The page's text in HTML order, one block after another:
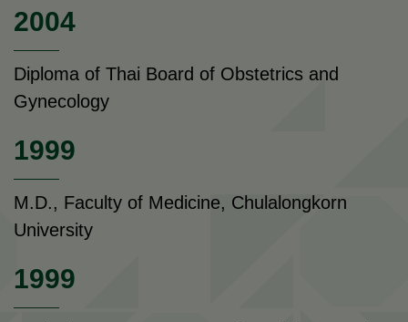
2004
Diploma of Thai Board of Obstetrics and
Gynecology
1999
M.D., Faculty of Medicine, Chulalongkorn
University
1999